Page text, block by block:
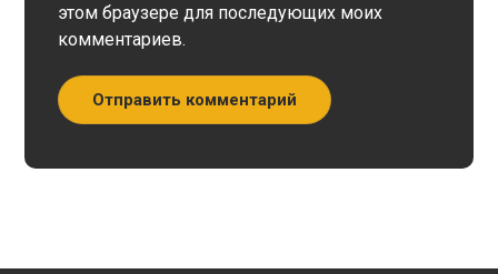
этом браузере для последующих моих
комментариев.
Отправить комментарий